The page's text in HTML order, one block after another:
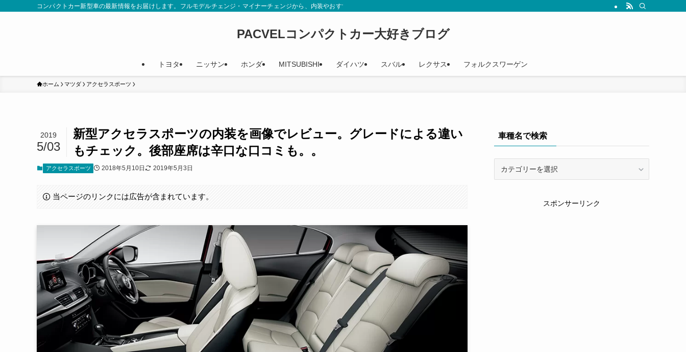
コンパクトカー新型車の最新情報をお届けします。フルモデルチェンジ・マイナーチェンジから、内装やおすすめグレード、辛口評価までカタログや雑誌では読めない情報を発信していきます。
PACVELコンパクトカー大好きブログ
トヨタ ニッサン ホンダ MITSUBISHI ダイハツ スバル レクサス フォルクスワーゲン
ホーム マツダ アクセラスポーツ
新型アクセラスポーツの内装を画像でレビュー。グレードによる違い
もチェック。後部座席は辛口な口コミも。。
2019
5/03
アクセラスポーツ 2018年5月10日 2019年5月3日
当ページのリンクには広告が含まれています。
車種名で検索
スポンサーリンク